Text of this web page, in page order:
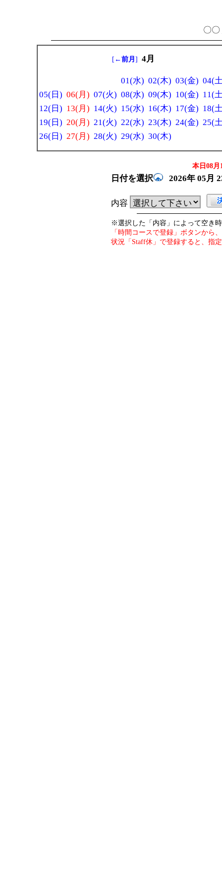
〇
[ ←前月 ] 4月
01(水) 02(木) 03(金) 04(
05(日) 06(月) 07(火) 08(水) 09(木) 10(金) 11(
12(日) 13(月) 14(火) 15(水) 16(木) 17(金) 18(
19(日) 20(月) 21(火) 22(水) 23(木) 24(金) 25(
26(日) 27(月) 28(火) 29(水) 30(木)
本日08月
日付を選択 2026年 05月
内容
※選択した「内容」によって空き
「時間コースで登録」ボタンから
状況「Staff休」で登録すると、指